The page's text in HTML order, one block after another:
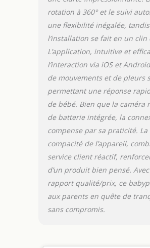
avancée instaure une
face aux inquiétudes
【𝐒𝐞𝐫𝐯𝐢𝐜𝐞 𝐜𝐥𝐢𝐞𝐧𝐭 𝐡𝐮𝐦𝐚𝐢𝐧 𝐞𝐭
Boifun ne s’arrête pas à la
produit : un service client
professionnel et disponible
de nombreux avis positifs.
accompagnement humain
êtes sûr d’avoir un vrai
veiller sur votre bébé
rotation à 360° et le suivi
une flexibilité inégalée,
l’installation se fait en un clin
L’application, intuitive et
l’interaction via iOS et
de mouvements et de pleurs
permettant une réponse
de bébé. Bien que la caméra
de batterie intégrée, la
compense par sa praticité.
compacité de l’appareil,
service client réactif,
d’un produit bien pensé.
rapport qualité/prix, ce
aux parents en quête de
sans compromis.